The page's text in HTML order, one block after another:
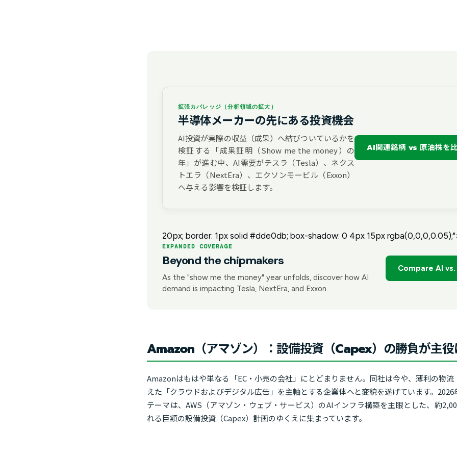
拡張カバレッジ（分析領域の拡大）
半導体メーカーの先にある投資機会
AI投資が実際の収益（成果）へ結びついているかを
検証する「成果証明（Show me the money）の
年」が進む中、AI需要がテスラ（Tesla）、ネクス
トエラ（NextEra）、エクソンモービル（Exxon）
へ与える影響を検証します。
AI関連銘柄 vs 原油株を
20px; border: 1px solid #dde0db; box-shadow: 0 4px 15px
EXPANDED COVERAGE
Beyond the chipmakers
As the "show me the money" year unfolds, discover how AI
demand is impacting Tesla, NextEra, and Exxon.
Compare AI
Amazon（アマゾン）：設備投資（Capex）の勝負が主
Amazonはもはや単なる「EC・小売の会社」にとどまりません。同社は今や、薄利の物
えた「クラウドおよびデジタル広告」を主軸とする企業体へと変貌を遂げています。
テーマは、AWS（アマゾン・ウェブ・サービス）のAIインフラ構築を主眼とした、約
れる巨額の設備投資（Capex）計画のゆくえに集まっています。